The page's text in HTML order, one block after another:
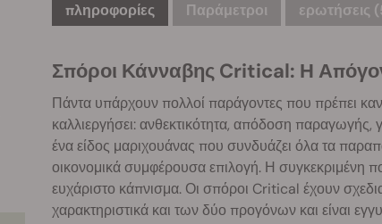
πληροφορίες Παράμετροι ερωτήσεις
Σπόροι Κάνναβης Critical: Η
Πάντα υπάρχουν πολλοί παράγοντες που πρέπει
καλλιεργήσει: ανθεκτικότητα, απόδοση
ένα είδος μαριχουάνας που συνδυάζει όλα τα
οικονομικά συμφέρουσα επιλογή. Η συγκεκριμένη
ευχάριστο κάπνισμα. Οι σπόροι Critical έχουν
χαρακτηριστικά και των δύο προγόνων και είναι